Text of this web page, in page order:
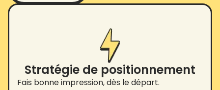
Stratégie de positionnement
Fais bonne impression, dès le départ.